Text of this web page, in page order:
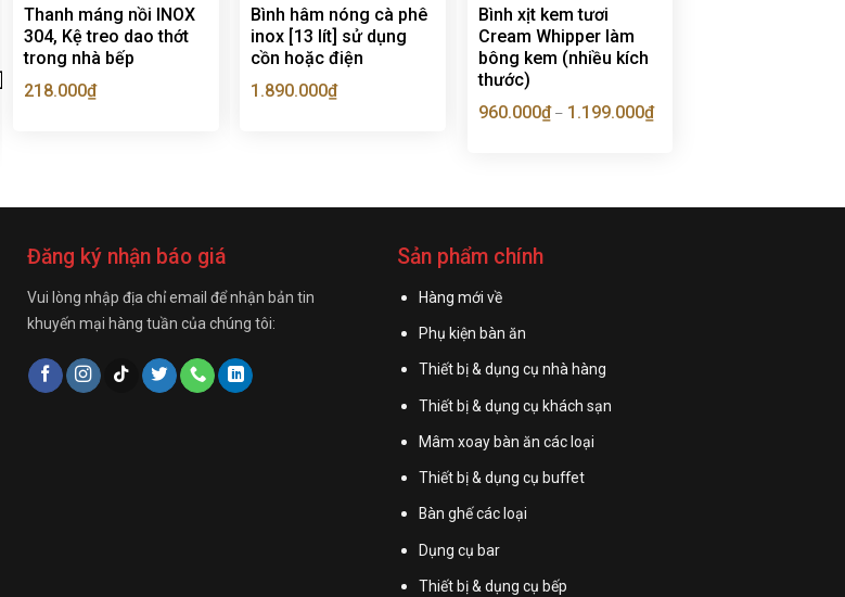
Thanh máng nồi INOX
304, Kệ treo dao thớt
trong nhà bếp
218.000₫
Bình hâm nóng cà phê
inox [13 lít] sử dụng
cồn hoặc điện
1.890.000₫
Bình xịt kem tươi
Cream Whipper làm
bông kem (nhiều kích
thước)
960.000₫– 1.199.000₫
Đăng ký nhận báo giá
Vui lòng nhập địa chỉ email để nhận bản tin
khuyến mại hàng tuần của chúng tôi:
Sản phẩm chính
Hàng mới về
Phụ kiện bàn ăn
Thiết bị & dụng cụ nhà hàng
Thiết bị & dụng cụ khách sạn
Mâm xoay bàn ăn các loại
Thiết bị & dụng cụ buffet
Bàn ghế các loại
Dụng cụ bar
Thiết bị & dụng cụ bếp